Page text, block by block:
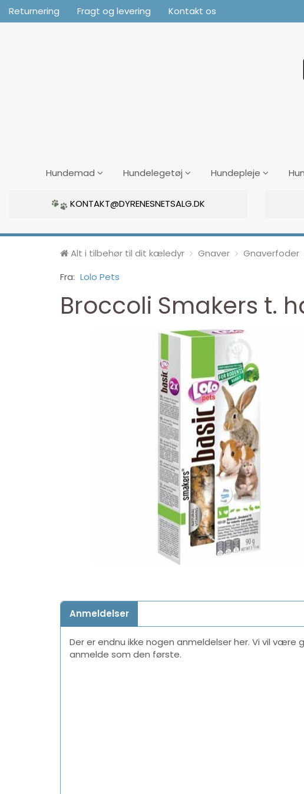
Returnering Fragt og levering Kontakt os
Hundemad Hundelegetøj Hundepleje
KONTAKT@DYRENESNETSALG.DK
Alt i tilbehør til dit kæledyr Gnaver Gnaverfoder
Fra: Lolo Pets
Broccoli Smakers t.
Anmeldelser
Der er endnu ikke nogen anmeldelser her. Vi vil være
anmelde som den første.